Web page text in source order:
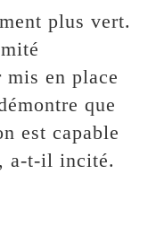
plus vert.
mis en place
que
est capable
a-t-il incité.